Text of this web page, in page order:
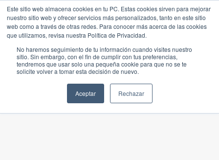
Este sitio web almacena cookies en tu PC. Estas cookies sirven para mejorar
nuestro sitio web y ofrecer servicios más personalizados, tanto en este sitio
web como a través de otras redes. Para conocer más acerca de las cookies
que utilizamos, revisa nuestra Política de Privacidad.
No haremos seguimiento de tu información cuando visites nuestro
sitio. Sin embargo, con el fin de cumplir con tus preferencias,
tendremos que usar solo una pequeña cookie para que no se te
solicite volver a tomar esta decisión de nuevo.
Aceptar Rechazar